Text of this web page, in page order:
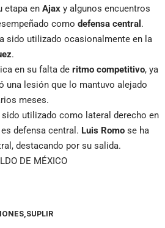
etapa en Ajax y algunos encuentros
como defensa central .
sido utilizado ocasionalmente en la
.
en su falta de ritmo competitivo, ya
una lesión que lo mantuvo alejado
meses.
sido utilizado como lateral derecho en
defensa central. Luis Romo se ha
destacando por su salida.
DE MÉXICO
SUPLIR